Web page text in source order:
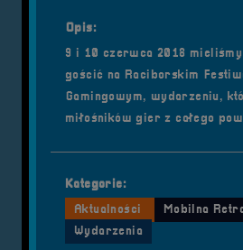
Opis:
9 i 10 czerwca 2018
gościć na Raciborskim
Gamingowym, wydarzeniu,
miłośników gier z całego
Kategorie:
Aktualności
Mobilna
Wydarzenia